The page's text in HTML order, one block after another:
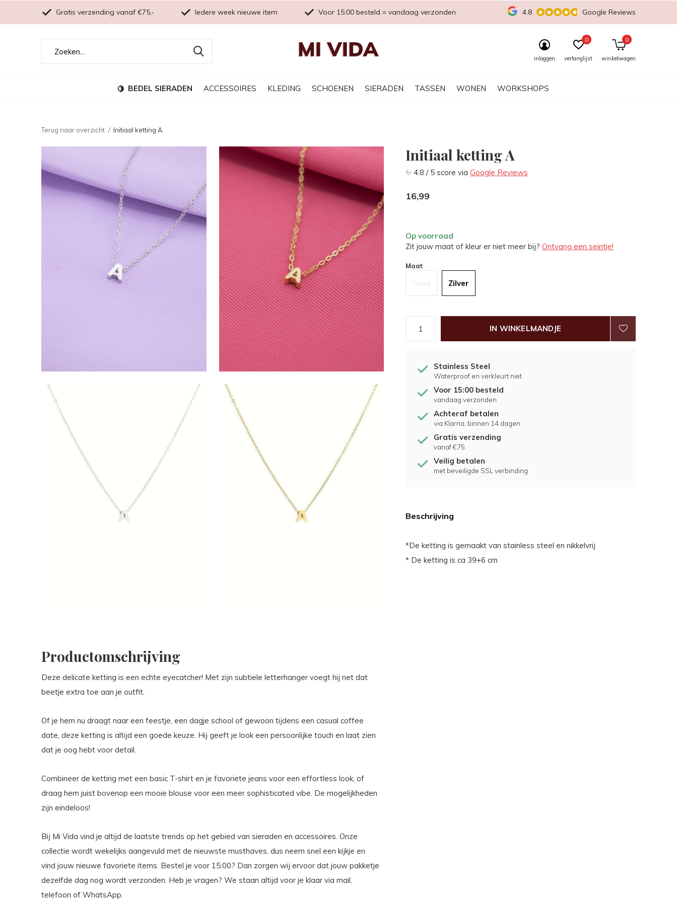
BEDEL SIERADEN ACCESSOIRES KLEDING SCHOENEN SIERADEN TASSEN WONEN WORKSHOPS
inloggen verlanglijst
0
winkelwagen
0
Gratis verzending vanaf €75,- Iedere week nieuwe item Voor 15:00 besteld = vandaag verzonden 4.8 Google Reviews
Terug naar overzicht Initiaal ketting A
Initiaal ketting A
✨ 4.8 / 5 score via Google Reviews
16,99
Op voorraad
Zit jouw maat of kleur er niet meer bij? Ontvang een seintje!
Maat
Goud Zilver
IN WINKELMANDJE
Stainless Steel
Waterproof en verkleurt niet
Voor 15:00 besteld
vandaag verzonden
Achteraf betalen
via Klarna, binnen 14 dagen
Gratis verzending
vanaf €75
Veilig betalen
met beveiligde SSL verbinding
Beschrijving
*De ketting is gemaakt van stainless steel en nikkelvrij
* De ketting is ca 39+6 cm
Productomschrijving
Deze delicate ketting is een echte eyecatcher! Met zijn subtiele letterhanger voegt hij net dat
beetje extra toe aan je outfit.
Of je hem nu draagt naar een feestje, een dagje school of gewoon tijdens een casual coffee
date, deze ketting is altijd een goede keuze. Hij geeft je look een persoonlijke touch en laat zien
dat je oog hebt voor detail.
Combineer de ketting met een basic T-shirt en je favoriete jeans voor een effortless look, of
draag hem juist bovenop een mooie blouse voor een meer sophisticated vibe. De mogelijkheden
zijn eindeloos!
Bij Mi Vida vind je altijd de laatste trends op het gebied van sieraden en accessoires. Onze
collectie wordt wekelijks aangevuld met de nieuwste musthaves, dus neem snel een kijkje en
vind jouw nieuwe favoriete items. Bestel je voor 15:00? Dan zorgen wij ervoor dat jouw pakketje
dezelfde dag nog wordt verzonden. Heb je vragen? We staan altijd voor je klaar via mail,
telefoon of WhatsApp.